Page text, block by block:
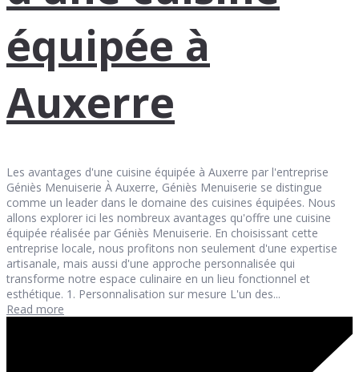
équipée à
Auxerre
Les avantages d'une cuisine équipée à Auxerre par l'entreprise
Géniès Menuiserie À Auxerre, Géniès Menuiserie se distingue
comme un leader dans le domaine des cuisines équipées. Nous
allons explorer ici les nombreux avantages qu'offre une cuisine
équipée réalisée par Géniès Menuiserie. En choisissant cette
entreprise locale, nous profitons non seulement d'une expertise
artisanale, mais aussi d'une approche personnalisée qui
transforme notre espace culinaire en un lieu fonctionnel et
esthétique. 1. Personnalisation sur mesure L'un des...
Read more